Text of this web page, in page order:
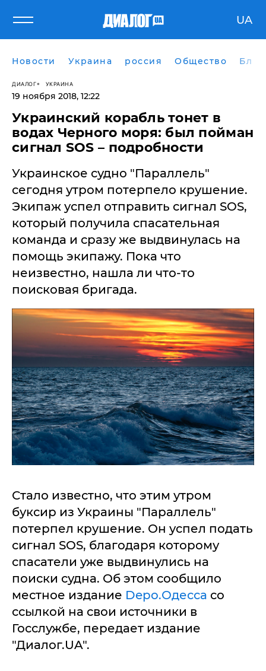
UA
Новости Украина россия Общество
ДИАЛОГ УКРАИНА
19 ноября 2018, 12:22
Украинский корабль тонет в
водах Черного моря: был пойман
сигнал SOS – подробности
Украинское судно "Параллель"
сегодня утром потерпело крушение.
Экипаж успел отправить сигнал SOS,
который получила спасательная
команда и сразу же выдвинулась на
помощь экипажу. Пока что
неизвестно, нашла ли что-то
поисковая бригада.
Стало известно, что этим утром
буксир из Украины "Параллель"
потерпел крушение. Он успел подать
сигнал SOS, благодаря которому
спасатели уже выдвинулись на
поиски судна. Об этом сообщило
местное издание Depo.Одесса со
ссылкой на свои источники в
Госслужбе, передает издание
"Диалог.UA".